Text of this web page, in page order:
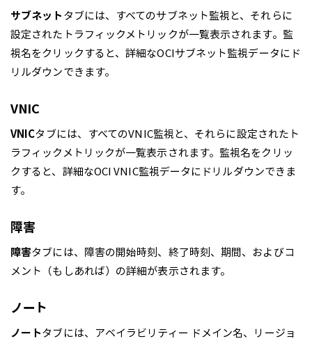
サブネットタブには、すべてのサブネット監視と、それらに
設定されたトラフィックメトリックが一覧表示されます。監
視名をクリックすると、詳細なOCIサブネット監視データにド
リルダウンできます。
VNIC
VNICタブには、すべてのVNIC監視と、それらに設定されたト
ラフィックメトリックが一覧表示されます。監視名をクリッ
クすると、詳細なOCI VNIC監視データにドリルダウンできま
す。
障害
障害タブには、障害の開始時刻、終了時刻、期間、およびコ
メント（もしあれば）の詳細が表示されます。
ノート
ノートタブには、アベイラビリティー ドメイン名、リージョ